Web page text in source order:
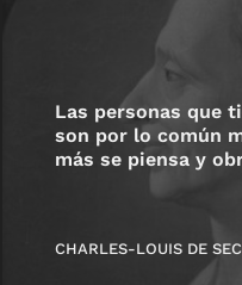
Las personas que
son por lo común
más se piensa y
CHARLES-LOUIS DE